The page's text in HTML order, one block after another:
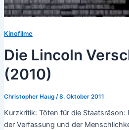
Kinofilme
Die Lincoln
(2010)
Christopher Haug /8. Oktober 2011
Kurzkritik: Töten für die
der Verfassung und der